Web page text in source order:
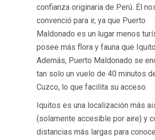
confianza originaria de Perú. Él
convenció para ir, ya que Puerto
Maldonado es un lugar menos
posee más flora y fauna que
Además, Puerto Maldonado se
tan solo un vuelo de 40 minutos
Cuzco, lo que facilita su acceso.
Iquitos es una localización más
(solamente accesible por aire) y
distancias más largas para